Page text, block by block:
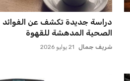
دراسة جديدة تكشف عن الفوائد
الصحية المدهشة للقهوة
شريف جمال 21 يوليو 2026